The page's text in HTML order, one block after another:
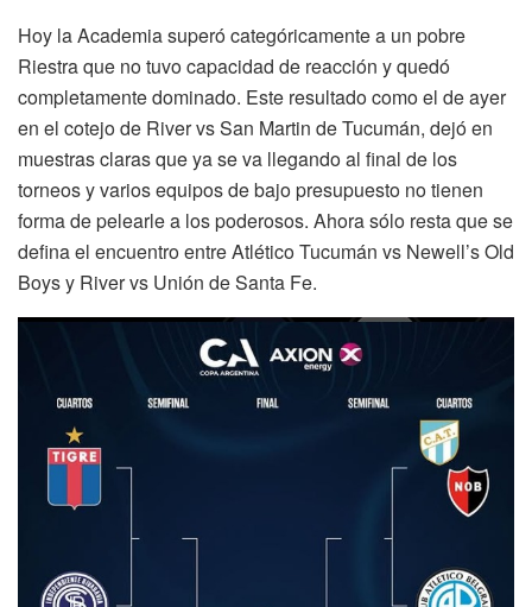
Hoy la Academia superó categóricamente a un pobre
Riestra que no tuvo capacidad de reacción y quedó
completamente dominado. Este resultado como el de ayer
en el cotejo de River vs San Martin de Tucumán, dejó en
muestras claras que ya se va llegando al final de los
torneos y varios equipos de bajo presupuesto no tienen
forma de pelearle a los poderosos. Ahora sólo resta que se
defina el encuentro entre Atlético Tucumán vs Newell’s Old
Boys y River vs Unión de Santa Fe.